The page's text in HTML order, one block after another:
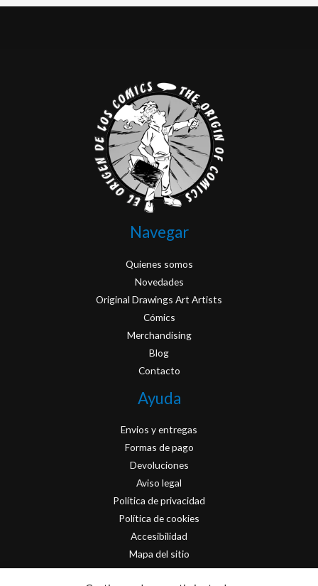
Navegar
Quienes somos
Novedades
Original Drawings Art Artists
Cómics
Merchandising
Blog
Contacto
Ayuda
Envios y entregas
Formas de pago
Devoluciones
Aviso legal
Política de privacidad
Política de cookies
Accesibilidad
Mapa del sitio
Contacto